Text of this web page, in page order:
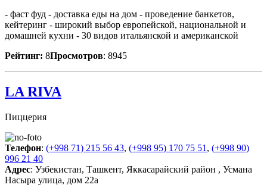
- фаст фуд - доставка еды на дом - проведение банкетов,
кейтеринг - широкий выбор европейской, национальной и
домашней кухни - 30 видов итальянской и американской
Рейтинг: 8Просмотров: 8945
LA RIVA
Пиццерия
Телефон: (+998 71) 215 56 43, (+998 95) 170 75 51 , (+998 90)
996 21 40
Адрес: Узбекистан, Ташкент, Яккасарайский район , Усмана
Насыра улица, дом 22а